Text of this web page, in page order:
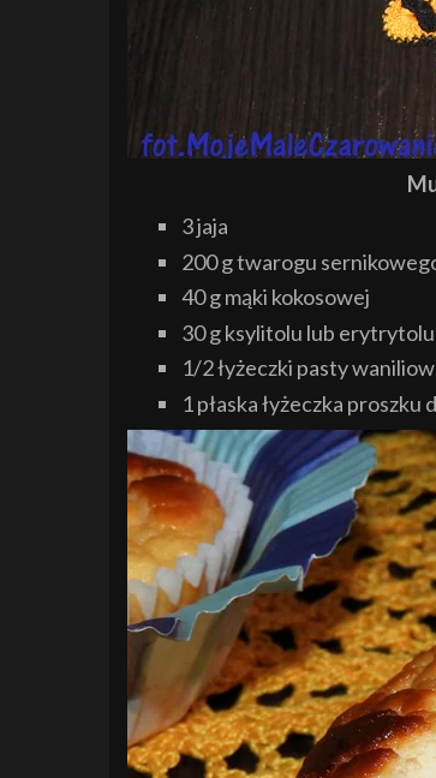
3 jaja
200 g twarogu
40 g mąki kokosowej
30 g ksylitolu lub
1/2 łyżeczki pasty
1 płaska łyżeczka proszku